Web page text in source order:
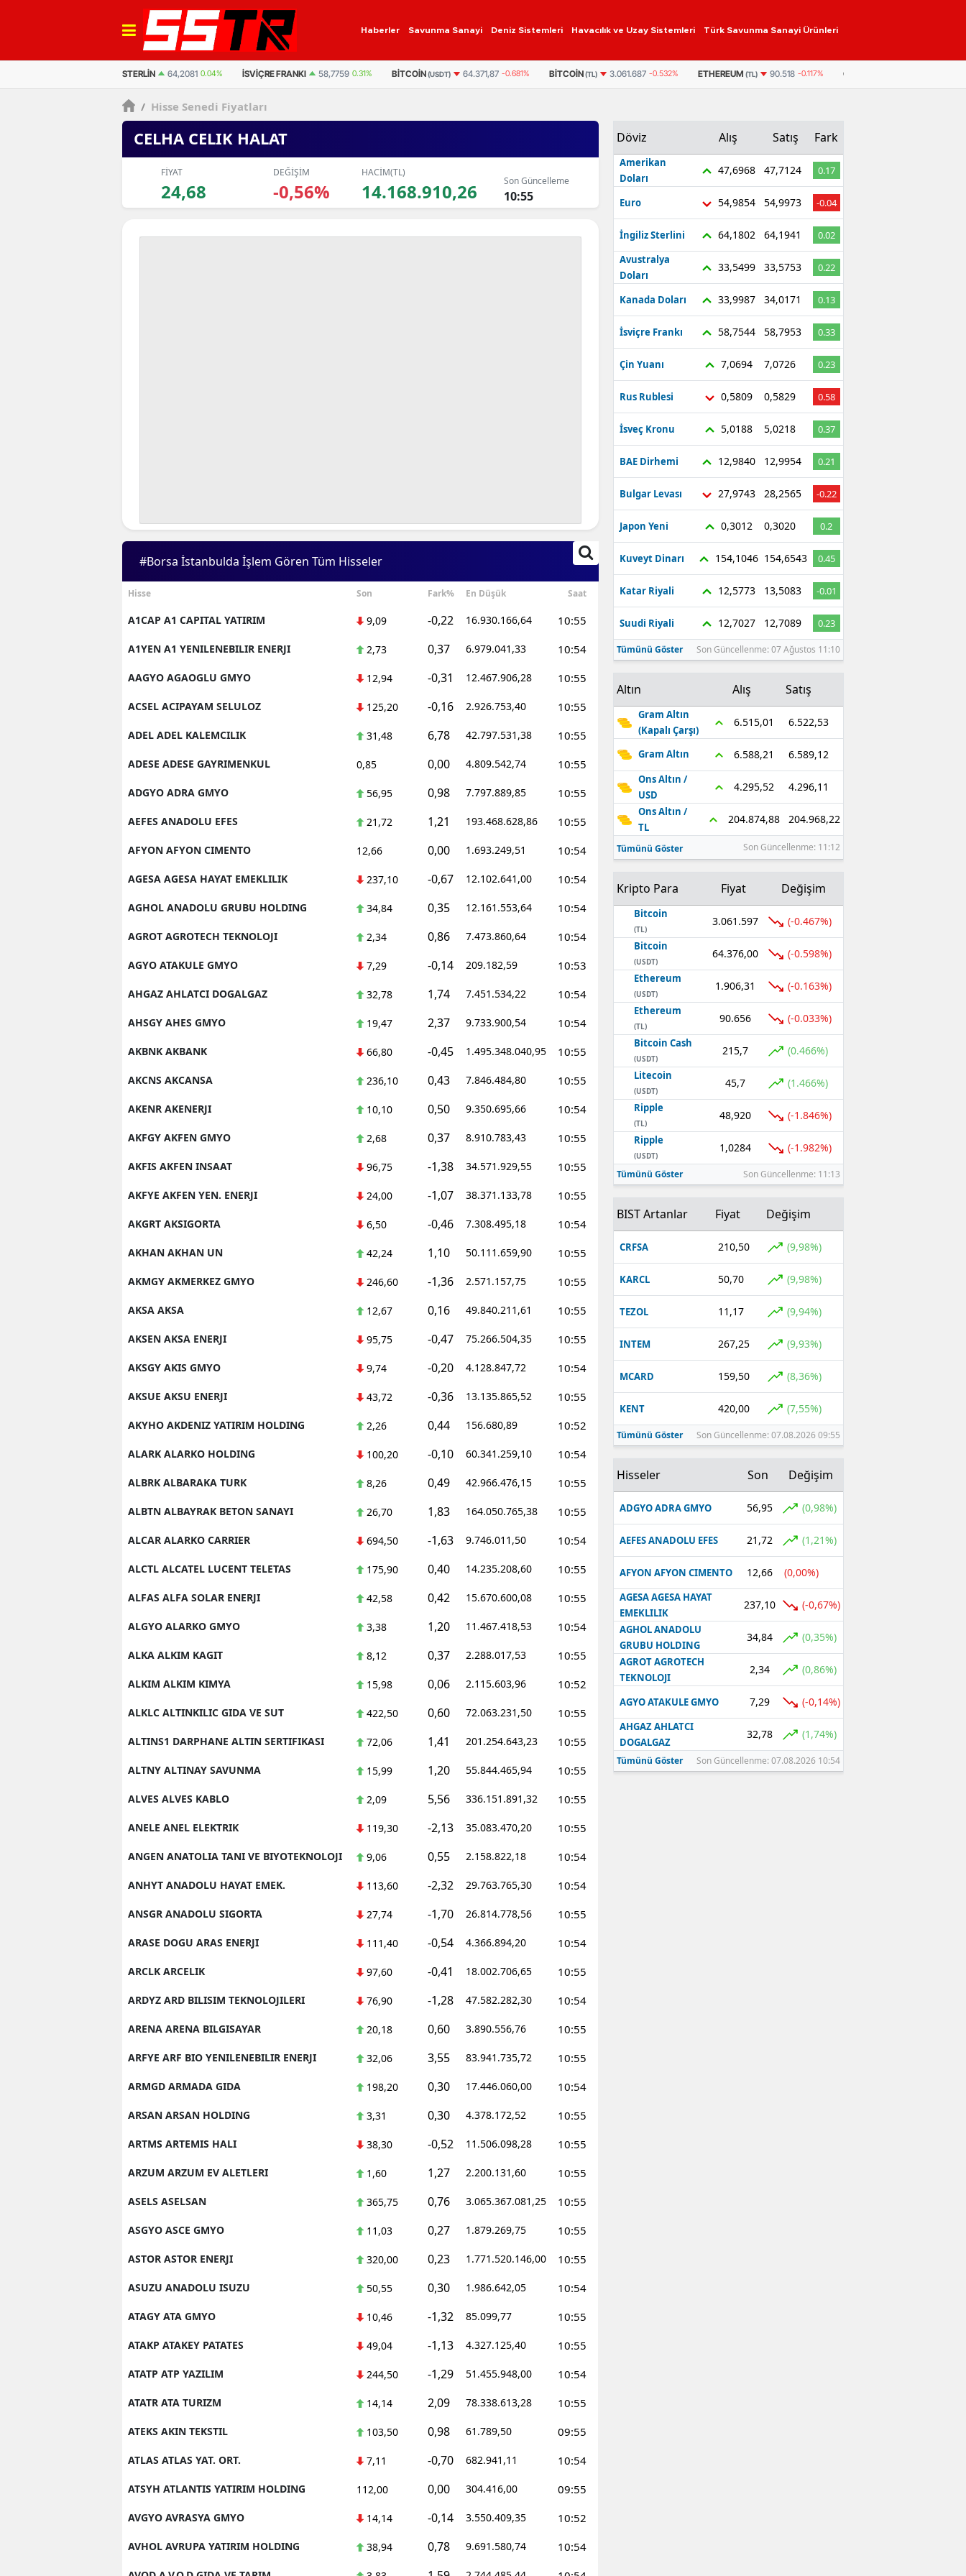
Haberler Savunma Sanayi Deniz Sistemleri Havacılık ve Uzay Sistemleri Türk Savunma Sanayi Ürünleri
STERLIN 64,2081 0.04% İSVIÇRE FRANKI 58,7759 0.31% BITCOIN(USDT) 64.371,87 -0.681% BITCOIN(TL) 3.061.687 -0.532% ETHEREUM (TL) 90.518 -0.117% GRAM ALTIN
/ Hisse Senedi Fiyatları
CELHA CELIK HALAT
FİYAT
24,68
DEĞİŞİM
-0,56%
HACİM(TL)
14.168.910,26 Son Güncelleme
10:55
#Borsa İstanbulda İşlem Gören Tüm Hisseler
Hisse Son Fark% En Düşük Saat
A1CAP A1 CAPITAL YATIRIM 9,09 -0,22 16.930.166,64 10:55
A1YEN A1 YENILENEBILIR ENERJI 2,73 0,37 6.979.041,33 10:54
AAGYO AGAOGLU GMYO 12,94 -0,31 12.467.906,28 10:55
ACSEL ACIPAYAM SELULOZ 125,20 -0,16 2.926.753,40 10:55
ADEL ADEL KALEMCILIK 31,48 6,78 42.797.531,38 10:55
ADESE ADESE GAYRIMENKUL 0,85 0,00 4.809.542,74 10:55
ADGYO ADRA GMYO 56,95 0,98 7.797.889,85 10:55
AEFES ANADOLU EFES 21,72 1,21 193.468.628,86 10:55
AFYON AFYON CIMENTO 12,66 0,00 1.693.249,51 10:54
AGESA AGESA HAYAT EMEKLILIK 237,10 -0,67 12.102.641,00 10:54
AGHOL ANADOLU GRUBU HOLDING 34,84 0,35 12.161.553,64 10:54
AGROT AGROTECH TEKNOLOJI 2,34 0,86 7.473.860,64 10:54
AGYO ATAKULE GMYO 7,29 -0,14 209.182,59 10:53
AHGAZ AHLATCI DOGALGAZ 32,78 1,74 7.451.534,22 10:54
AHSGY AHES GMYO 19,47 2,37 9.733.900,54 10:54
AKBNK AKBANK 66,80 -0,45 1.495.348.040,95 10:55
AKCNS AKCANSA 236,10 0,43 7.846.484,80 10:55
AKENR AKENERJI 10,10 0,50 9.350.695,66 10:54
AKFGY AKFEN GMYO 2,68 0,37 8.910.783,43 10:55
AKFIS AKFEN INSAAT 96,75 -1,38 34.571.929,55 10:55
AKFYE AKFEN YEN. ENERJI 24,00 -1,07 38.371.133,78 10:55
AKGRT AKSIGORTA 6,50 -0,46 7.308.495,18 10:54
AKHAN AKHAN UN 42,24 1,10 50.111.659,90 10:55
AKMGY AKMERKEZ GMYO 246,60 -1,36 2.571.157,75 10:55
AKSA AKSA 12,67 0,16 49.840.211,61 10:55
AKSEN AKSA ENERJI 95,75 -0,47 75.266.504,35 10:55
AKSGY AKIS GMYO 9,74 -0,20 4.128.847,72 10:54
AKSUE AKSU ENERJI 43,72 -0,36 13.135.865,52 10:55
AKYHO AKDENIZ YATIRIM HOLDING 2,26 0,44 156.680,89 10:52
ALARK ALARKO HOLDING 100,20 -0,10 60.341.259,10 10:54
ALBRK ALBARAKA TURK 8,26 0,49 42.966.476,15 10:55
ALBTN ALBAYRAK BETON SANAYI 26,70 1,83 164.050.765,38 10:55
ALCAR ALARKO CARRIER 694,50 -1,63 9.746.011,50 10:54
ALCTL ALCATEL LUCENT TELETAS 175,90 0,40 14.235.208,60 10:55
ALFAS ALFA SOLAR ENERJI 42,58 0,42 15.670.600,08 10:55
ALGYO ALARKO GMYO 3,38 1,20 11.467.418,53 10:54
ALKA ALKIM KAGIT 8,12 0,37 2.288.017,53 10:55
ALKIM ALKIM KIMYA 15,98 0,06 2.115.603,96 10:52
ALKLC ALTINKILIC GIDA VE SUT 422,50 0,60 72.063.231,50 10:55
ALTINS1 DARPHANE ALTIN SERTIFIKASI 72,06 1,41 201.254.643,23 10:55
ALTNY ALTINAY SAVUNMA 15,99 1,20 55.844.465,94 10:55
ALVES ALVES KABLO 2,09 5,56 336.151.891,32 10:55
ANELE ANEL ELEKTRIK 119,30 -2,13 35.083.470,20 10:55
ANGEN ANATOLIA TANI VE BIYOTEKNOLOJI 9,06 0,55 2.158.822,18 10:54
ANHYT ANADOLU HAYAT EMEK. 113,60 -2,32 29.763.765,30 10:54
ANSGR ANADOLU SIGORTA 27,74 -1,70 26.814.778,56 10:55
ARASE DOGU ARAS ENERJI 111,40 -0,54 4.366.894,20 10:54
ARCLK ARCELIK 97,60 -0,41 18.002.706,65 10:55
ARDYZ ARD BILISIM TEKNOLOJILERI 76,90 -1,28 47.582.282,30 10:54
ARENA ARENA BILGISAYAR 20,18 0,60 3.890.556,76 10:55
ARFYE ARF BIO YENILENEBILIR ENERJI 32,06 3,55 83.941.735,72 10:55
ARMGD ARMADA GIDA 198,20 0,30 17.446.060,00 10:54
ARSAN ARSAN HOLDING 3,31 0,30 4.378.172,52 10:55
ARTMS ARTEMIS HALI 38,30 -0,52 11.506.098,28 10:55
ARZUM ARZUM EV ALETLERI 1,60 1,27 2.200.131,60 10:55
ASELS ASELSAN 365,75 0,76 3.065.367.081,25 10:55
ASGYO ASCE GMYO 11,03 0,27 1.879.269,75 10:55
ASTOR ASTOR ENERJI 320,00 0,23 1.771.520.146,00 10:55
ASUZU ANADOLU ISUZU 50,55 0,30 1.986.642,05 10:54
ATAGY ATA GMYO 10,46 -1,32 85.099,77 10:55
ATAKP ATAKEY PATATES 49,04 -1,13 4.327.125,40 10:55
ATATP ATP YAZILIM 244,50 -1,29 51.455.948,00 10:54
ATATR ATA TURIZM 14,14 2,09 78.338.613,28 10:55
ATEKS AKIN TEKSTIL 103,50 0,98 61.789,50 09:55
ATLAS ATLAS YAT. ORT. 7,11 -0,70 682.941,11 10:54
ATSYH ATLANTIS YATIRIM HOLDING 112,00 0,00 304.416,00 09:55
AVGYO AVRASYA GMYO 14,14 -0,14 3.550.409,35 10:52
AVHOL AVRUPA YATIRIM HOLDING 38,94 0,78 9.691.580,74 10:54
Döviz Alış Satış Fark
Amerikan
Doları
47,6968 47,7124 0.17
Euro 54,9854 54,9973 -0.04
İngiliz Sterlini 64,1802 64,1941
0.02
Avustralya
Doları
33,5499 33,5753 0.22
Kanada Doları 33,9987 34,0171 0.13
İsviçre Frankı 58,7544 58,7953 0.33
Çin Yuanı 7,0694 7,0726 0.23
Rus Rublesi 0,5809 0,5829 0.58
İsveç Kronu 5,0188 5,0218 0.37
BAE Dirhemi 12,9840 12,9954 0.21
Bulgar Levası 27,9743 28,2565 -0.22
Japon Yeni 0,3012 0,3020 0.2
Kuveyt Dinarı 154,1046 154,6543 0.45
Katar Riyali 12,5773 13,5083 -0.01
Suudi Riyali 12,7027 12,7089 0.23
Tümünü Göster Son Güncellenme: 07 Ağustos 11:10
Altın Alış Satış
Gram Altın
(Kapalı Çarşı)
6.515,01 6.522,53
Gram Altın 6.588,21 6.589,12
Ons Altın /
USD
4.295,52 4.296,11
Ons Altın /
TL
204.874,88 204.968,22
Tümünü Göster Son Güncellenme: 11:12
Kripto Para Fiyat Değişim
Bitcoin
(TL)
3.061.597 (-0.467%)
Bitcoin
(USDT)
64.376,00 (-0.598%)
Ethereum
(USDT)
1.906,31 (-0.163%)
Ethereum
(TL)
90.656 (-0.033%)
Bitcoin Cash
(USDT)
215,7 (0.466%)
Litecoin
(USDT)
45,7 (1.466%)
Ripple
(TL)
48,920 (-1.846%)
Ripple
(USDT)
1,0284 (-1.982%)
Tümünü Göster Son Güncellenme: 11:13
BIST Artanlar Fiyat Değişim
CRFSA 210,50 (9,98%)
KARCL 50,70 (9,98%)
TEZOL 11,17 (9,94%)
INTEM 267,25 (9,93%)
MCARD 159,50 (8,36%)
KENT 420,00 (7,55%)
Tümünü Göster Son Güncellenme: 07.08.2026 09:55
Hisseler Son Değişim
ADGYO ADRA GMYO 56,95 (0,98%)
AEFES ANADOLU EFES 21,72 (1,21%)
AFYON AFYON CIMENTO 12,66 (0,00%)
AGESA AGESA HAYAT
EMEKLILIK
237,10 (-0,67%)
AGHOL ANADOLU
GRUBU HOLDING
34,84 (0,35%)
AGROT AGROTECH
TEKNOLOJI
2,34 (0,86%)
AGYO ATAKULE GMYO 7,29 (-0,14%)
AHGAZ AHLATCI
DOGALGAZ
32,78 (1,74%)
Tümünü Göster Son Güncellenme: 07.08.2026 10:54